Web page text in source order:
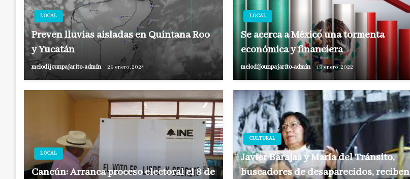
LOCAL
Preven lluvias aisladas en Quintana Roo
y Yucatán
melodijounpajarito-admin 29 enero, 2024
LOCAL
Se acerca a México una tormenta
económica y financiera
melodijounpajarito-admin 19 enero, 2022
LOCAL
Cancún: Arranca proceso electoral el 8 de
CULTURAL
Javier Barajas y María del Tránsito,
buscadores de desaparecidos, reciben